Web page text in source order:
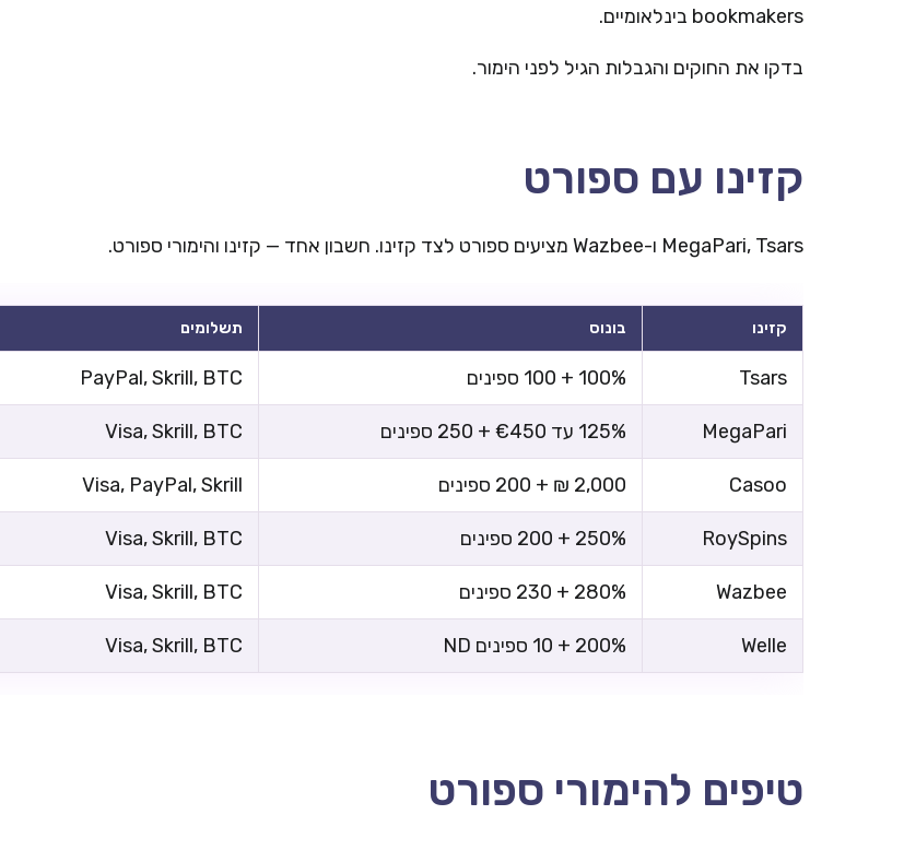
bookmakers בינלאומיים.
בדקו את החוקים והגבלות הגיל לפני הימור.
קזינו עם ספורט
MegaPari, Tsars ו-Wazbee מציעים ספורט לצד קזינו. חשבון אחד — קזינו והימורי ספורט.
קזינו בונוס תשלומים
Tsars 100% + 100 ספינים PayPal, Skrill, BTC
MegaPari 125% עד €450 + 250 ספינים Visa, Skrill, BTC
Casoo 2,000 ₪ + 200 ספינים Visa, PayPal, Skrill
RoySpins 250% + 200 ספינים Visa, Skrill, BTC
Wazbee 280% + 230 ספינים Visa, Skrill, BTC
Welle 200% + 10 ספינים ND Visa, Skrill, BTC
טיפים להימורי ספורט